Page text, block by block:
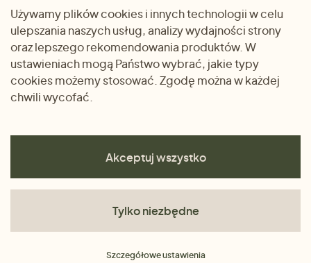
Prezenty
Dlaczego warto kupować
u nas
METODY PŁATNOŚCI
Używamy plików cookies i innych technologii w celu
ulepszania naszych usług, analizy wydajności strony
oraz lepszego rekomendowania produktów. W
ustawieniach mogą Państwo wybrać, jakie typy
cookies możemy stosować. Zgodę można w każdej
chwili wycofać.
Akceptuj wszystko
Tylko niezbędne
Szczegółowe ustawienia